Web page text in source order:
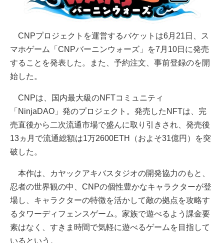
CNPプロジェクトを運営するバケットは6月21日、ス
マホゲーム「CNPバーニンウォーズ」を7月10日に発売
することを発表した。また、予約注文、事前登録のを開
始した。
CNPは、国内最大級のNFTコミュニティ
「NinjaDAO」発のプロジェクト。発売したNFTは、完
売直後から二次流通市場で盛んに取り引きされ、発売後
13ヵ月で流通総額は1万2600ETH（およそ31億円）を突
破した。
本作は、カヤックアキバスタジオの開発協力のもと、
忍者の世界観の中、CNPの個性豊かなキャラクターが登
場し、キャラクターの特徴を活かして敵の拠点を攻略す
るタワーディフェンスゲーム。家族で遊べるよう課金要
素はなく、すきま時間で気軽に遊べるゲームを目指して
いるという。